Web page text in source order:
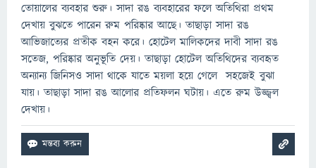
তোয়ালের ব্যবহার শুরু। সাদা রঙ ব্যবহারের ফলে অতিথিরা প্রথম
দেখায় বুঝতে পারেন রুম পরিষ্কার আছে। তাছাড়া সাদা রঙ
আভিজাত্যের প্রতীক বহন করে। হোটেল মালিকদের দাবী সাদা রঙ
সতেজ, পরিষ্কার অনুভূতি দেয়। তাছাড়া হোটেল অতিথিদের ব্যবহৃত
অন্যান্য জিনিসও সাদা থাকে যাতে ময়লা হয়ে গেলে সহজেই বুঝা
যায়। তাছাড়া সাদা রঙ আলোর প্রতিফলন ঘটায়। এতে রুম উজ্জ্বল
দেখায়।